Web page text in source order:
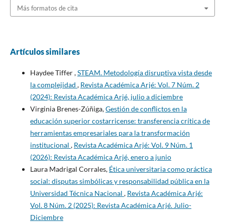
Más formatos de cita
Artículos similares
Haydee Tiffer ,STEAM. Metodología disruptiva vista desde
la complejidad , Revista Académica Arjé: Vol. 7 Núm. 2
(2024): Revista Académica Arjé, julio a diciembre
Virginia Brenes-Zúñiga,Gestión de conflictos en la
educación superior costarricense: transferencia crítica de
herramientas empresariales para la transformación
institucional , Revista Académica Arjé: Vol. 9 Núm. 1
(2026): Revista Académica Arjé, enero a junio
Laura Madrigal Corrales, Ética universitaria como práctica
social: disputas simbólicas y responsabilidad pública en la
Universidad Técnica Nacional , Revista Académica Arjé:
Vol. 8 Núm. 2 (2025): Revista Académica Arjé. Julio-
Diciembre